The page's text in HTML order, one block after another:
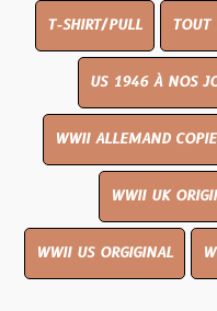
T-SHIRT/PULL TOUT
US 1946 À NOS
WWII ALLEMAND COPIE
WWII UK
WWII US ORGIGINAL